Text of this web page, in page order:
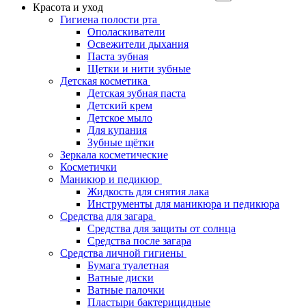
Красота и уход
Гигиена полости рта
Ополаскиватели
Освежители дыхания
Паста зубная
Щетки и нити зубные
Детская косметика
Детская зубная паста
Детский крем
Детское мыло
Для купания
Зубные щётки
Зеркала косметические
Косметички
Маникюр и педикюр
Жидкость для снятия лака
Инструменты для маникюра и педикюра
Средства для загара
Средства для защиты от солнца
Средства после загара
Средства личной гигиены
Бумага туалетная
Ватные диски
Ватные палочки
Пластыри бактерицидные